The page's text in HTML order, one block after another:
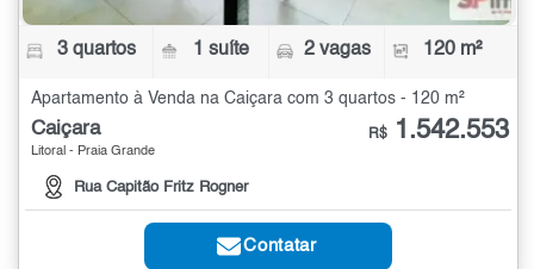
3 quartos 1 suíte 2 vagas 120 m²
Apartamento à Venda na Caiçara com 3 quartos - 120 m²
Caiçara
Litoral - Praia Grande
Rua Capitão Fritz Rogner
R$ 1.542.553
Contatar